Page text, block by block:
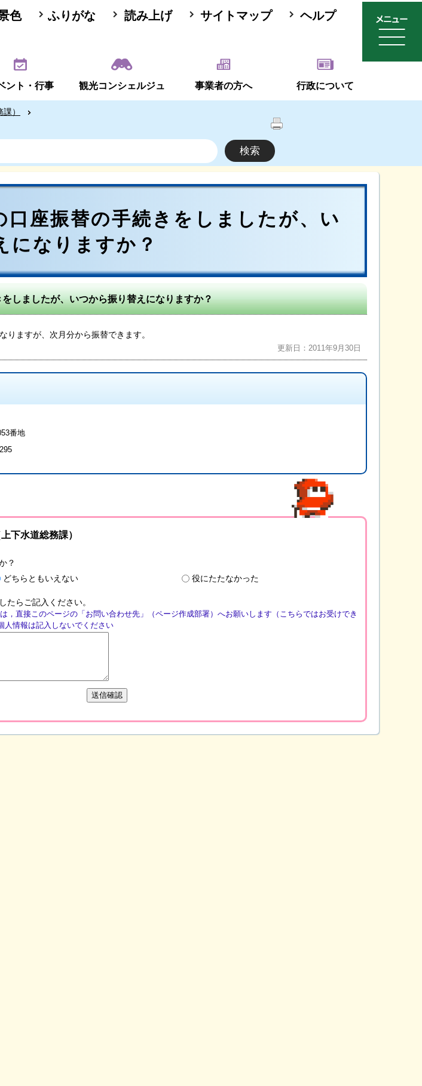
色 ふりがな 読み上げ サイトマップ ヘルプ
ント・行事 観光コンシェルジュ 事業者の方へ 行政について
）
口座振替の手続きをしましたが、い
になりますか？
しましたが、いつから振り替えになりますか？
ますが、次月分から振替できます。
更新日：2011年9月30日
番地
下水道総務課）
？
どちらともいえない 役にたたなかった
たらご記入ください。
，直接このページの「お問い合わせ先」（ページ作成部署）へお願いします（こちらではお受けでき
人情報は記入しないでください